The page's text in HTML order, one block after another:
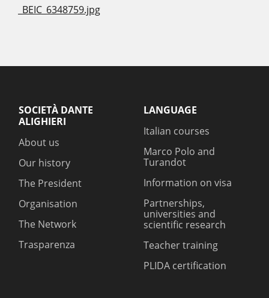
_BEIC_6348759.jpg
SOCIETÀ DANTE
ALIGHIERI
About us
Our history
The President
Organisation
The Network
Trasparenza
LANGUAGE
Italian courses
Marco Polo and
Turandot
Information on visa
Partnerships,
universities and
scientific research
Teacher training
PLIDA certification